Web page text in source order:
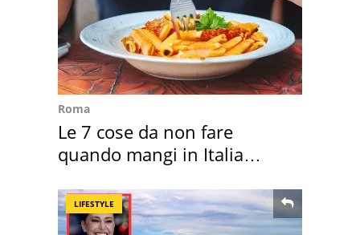
Roma
Le 7 cose da non fare
quando mangi in Italia
LIFESTYLE